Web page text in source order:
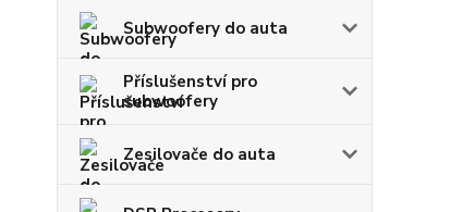
Subwoofery do auta
Příslušenství pro
subwoofery
Zesilovače do auta